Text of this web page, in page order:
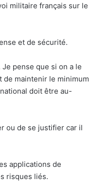
militaire français sur le
et de sécurité.
pense que si on a le
de maintenir le minimum
doit être au-
ou de se justifier car il
applications de
risques liés.